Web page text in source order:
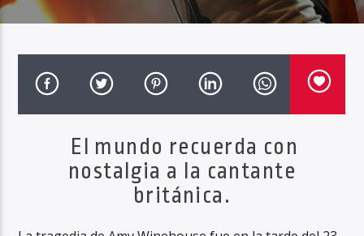
PASAPORTE MUNDIAL
El mundo recuerda con
nostalgia a la cantante
británica.